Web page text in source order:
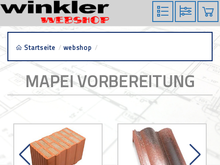
Startseite / webshop /
MAPEI VORBEREITUNG